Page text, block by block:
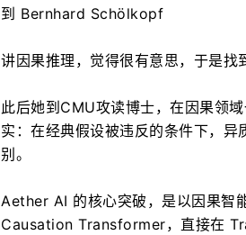
到 Bernhard Schölkopf
讲因果推理，觉得很有意思，于是找
此后她到CMU攻读博士，在因果领
实：在经典假设被违反的条件下，
别。
Aether AI 的核心突破，是以因果智
Causation Transformer，直接在